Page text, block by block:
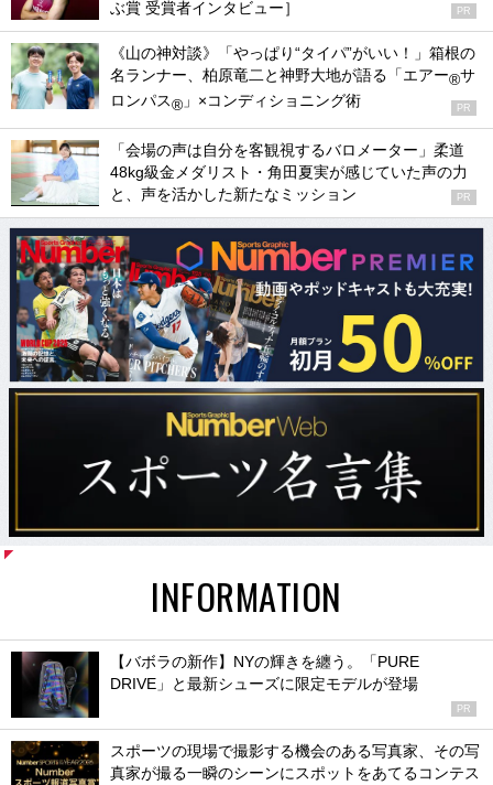
ぶ賞 受賞者インタビュー］ PR
《山の神対談》「やっぱり“タイパ”がいい！」箱根の
名ランナー、柏原竜二と神野大地が語る「エアー®サ
ロンパス® 」×コンディショニング術 PR
「会場の声は自分を客観視するバロメーター」柔道
48kg級金メダリスト・角田夏実が感じていた声の力
と、声を活かした新たなミッション
PR
INFORMATION
【バボラの新作】NYの輝きを纏う。「PURE
DRIVE」と最新シューズに限定モデルが登場
PR
スポーツの現場で撮影する機会のある写真家、その写
真家が撮る一瞬のシーンにスポットをあてるコンテス